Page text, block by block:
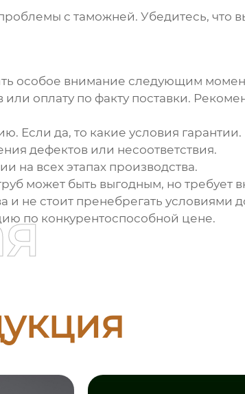
с таможней. Убедитесь, что
особое внимание следующим
оплату по факту поставки.
Если да, то какие условия гарантии.
дефектов или несоответствия.
на всех этапах производства.
может быть выгодным, но требует
не стоит пренебрегать условиями
по конкурентоспособной цене.